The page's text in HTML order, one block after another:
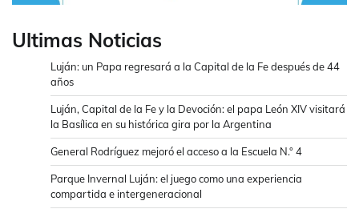
Ultimas Noticias
Luján: un Papa regresará a la Capital de la Fe después de 44
años
Luján, Capital de la Fe y la Devoción: el papa León XIV visitará
la Basílica en su histórica gira por la Argentina
General Rodríguez mejoró el acceso a la Escuela N.° 4
Parque Invernal Luján: el juego como una experiencia
compartida e intergeneracional